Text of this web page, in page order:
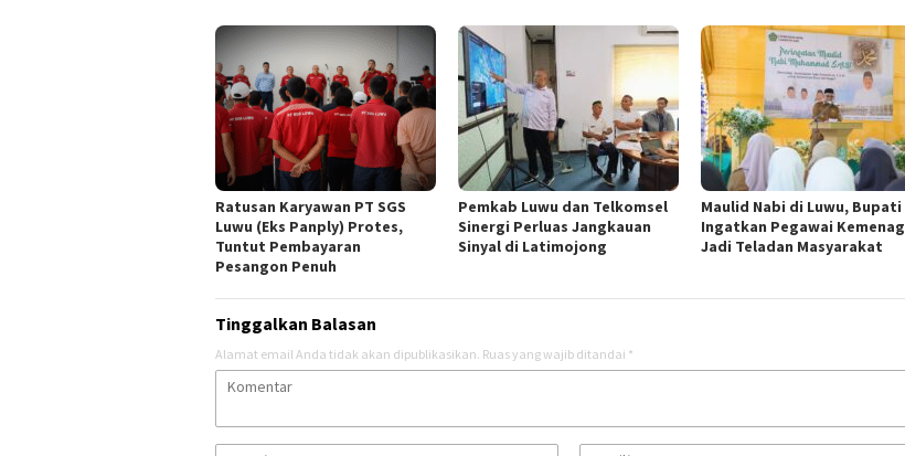
Ratusan Karyawan PT SGS
Luwu (Eks Panply) Protes,
Tuntut Pembayaran
Pesangon Penuh
Pemkab Luwu dan Telkomsel
Sinergi Perluas Jangkauan
Sinyal di Latimojong
Maulid Nabi di Luwu, Bupati
Ingatkan Pegawai Kemenag
Jadi Teladan Masyarakat
Tinggalkan Balasan
Alamat email Anda tidak akan dipublikasikan. Ruas yang wajib ditandai *